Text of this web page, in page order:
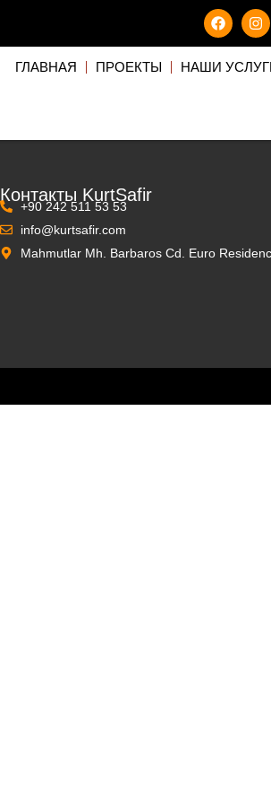
ГЛАВНАЯ ПРОЕКТЫ НАШИ
Контакты KurtSafir
+90 242 511 53 53
info@kurtsafir.com
Mahmutlar Mh. Barbaros Cd. Euro